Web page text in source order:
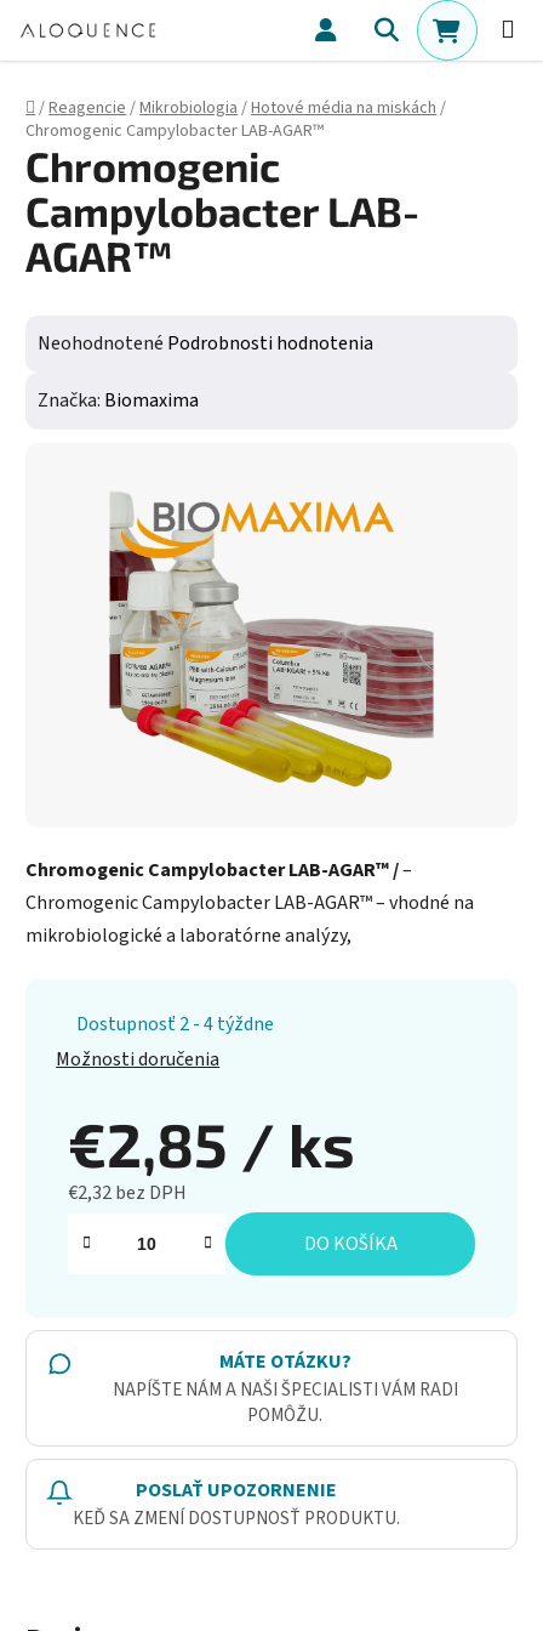
Hľadať
Domov
/Reagencie/Mikrobiologia/Hotové média na miskách/
Chromogenic Campylobacter LAB-AGAR™
Chromogenic Campylobacter LAB-AGAR™ /–
Chromogenic Campylobacter LAB-AGAR™ – vhodné na
mikrobiologické a laboratórne analýzy,
Dostupnosť 2 - 4 týždne
Možnosti doručenia
€2,85 / ks
€2,32 bez DPH
Jednotková cena:
DO KOŠÍKA
MÁTE OTÁZKU?
NAPÍŠTE NÁM A NAŠI ŠPECIALISTI VÁM RADI
POMÔŽU.
POSLAŤ UPOZORNENIE
KEĎ SA ZMENÍ DOSTUPNOSŤ PRODUKTU.
Chromogenic
Campylobacter LAB-
AGAR™
Priemerné hodnotenie produktu je 0,0 z 5 hviezdičiek.
Neohodnotené Podrobnosti hodnotenia
Značka: Biomaxima